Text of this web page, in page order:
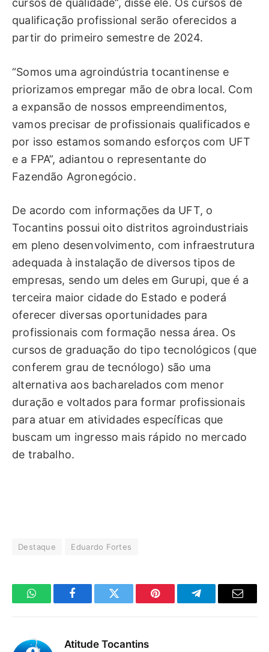
cursos de qualidade”, disse ele. Os cursos de
qualificação profissional serão oferecidos a
partir do primeiro semestre de 2024.
“Somos uma agroindústria tocantinense e
priorizamos empregar mão de obra local. Com
a expansão de nossos empreendimentos,
vamos precisar de profissionais qualificados e
por isso estamos somando esforços com UFT
e a FPA”, adiantou o representante do
Fazendão Agronegócio.
De acordo com informações da UFT, o
Tocantins possui oito distritos agroindustriais
em pleno desenvolvimento, com infraestrutura
adequada à instalação de diversos tipos de
empresas, sendo um deles em Gurupi, que é a
terceira maior cidade do Estado e poderá
oferecer diversas oportunidades para
profissionais com formação nessa área. Os
cursos de graduação do tipo tecnológicos (que
conferem grau de tecnólogo) são uma
alternativa aos bacharelados com menor
duração e voltados para formar profissionais
para atuar em atividades específicas que
buscam um ingresso mais rápido no mercado
de trabalho.
Destaque Eduardo Fortes
WhatsAppFacebookTwitter Pinterest TelegramaE-
Atitude Tocantins